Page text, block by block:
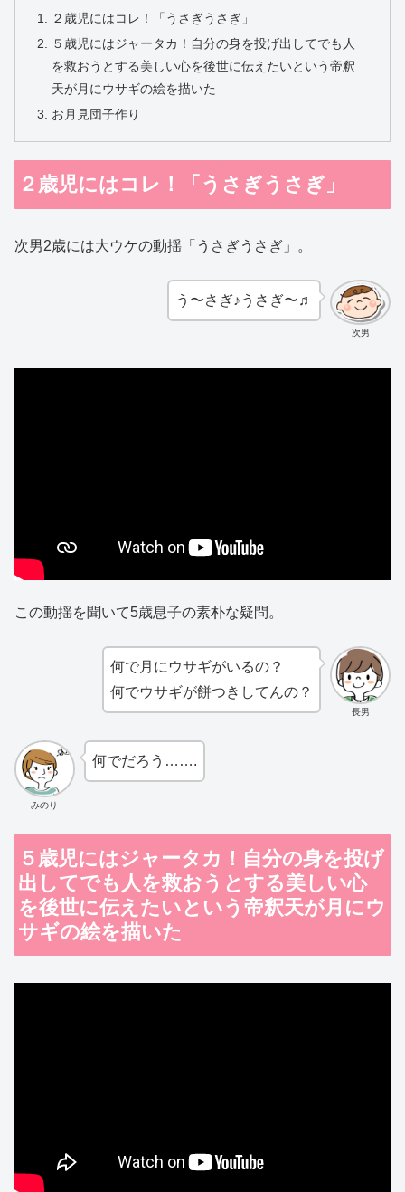
２歳児にはコレ！「うさぎうさぎ」
５歳児にはジャータカ！自分の身を投げ出してでも人
を救おうとする美しい心を後世に伝えたいという帝釈
天が月にウサギの絵を描いた
お月見団子作り
２歳児にはコレ！「うさぎうさぎ」
次男2歳には大ウケの動揺「うさぎうさぎ」。
次男
う〜さぎ♪うさぎ〜♬
この動揺を聞いて5歳息子の素朴な疑問。
長男
何で月にウサギがいるの？
何でウサギが餅つきしてんの？
みのり
何でだろう…….
５歳児にはジャータカ！自分の身を投げ
出してでも人を救おうとする美しい心
を後世に伝えたいという帝釈天が月にウ
サギの絵を描いた